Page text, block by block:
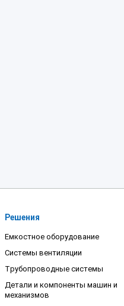
Решения
Емкостное оборудование
Системы вентиляции
Трубопроводные системы
Детали и компоненты машин и
механизмов